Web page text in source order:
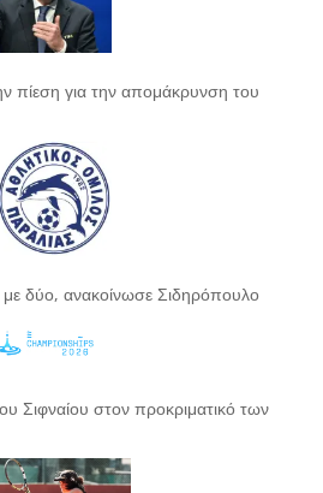
πίεση για την απομάκρυνση του
δύο, ανακοίνωσε Σιδηρόπουλο
Σιφναίου στον προκριματικό των